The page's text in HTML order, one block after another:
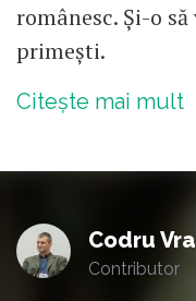
românesc. Și-o
primești.
Citește mai mult
Codru
Contributor